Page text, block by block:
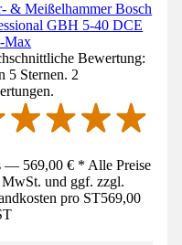
& Meißelhammer Bosch
GBH 5-40 DCE
Max
Bewertung:
5 Sternen. 2
— 569,00 € * Alle Preise
und ggf. zzgl.
pro ST569,00